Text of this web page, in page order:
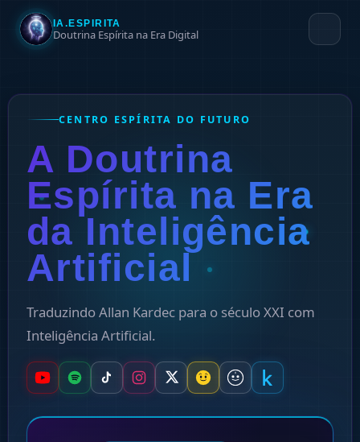
IA.ESPIRITA
Doutrina Espírita na Era Digital
CENTRO ESPÍRITA DO FUTURO
A Doutrina
Espírita na Era
da Inteligência
Artificial
Traduzindo Allan Kardec para o século XXI com
Inteligência Artificial.